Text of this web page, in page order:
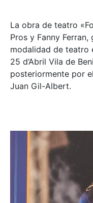
La obra de teatro «
Pros y Fanny
modalidad de teatro
25 d’Abril Vila de
posteriormente por
Juan Gil-Albert.